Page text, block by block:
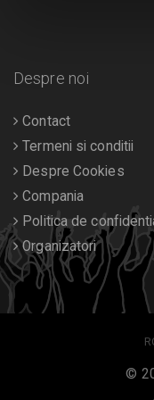
Despre noi
Contact
Termeni si conditii
Despre Cookies
Compania
Politica de
Organizatori
©